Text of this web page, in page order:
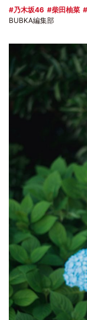
乃木坂46 柴田柚菜
BUBKA編集部